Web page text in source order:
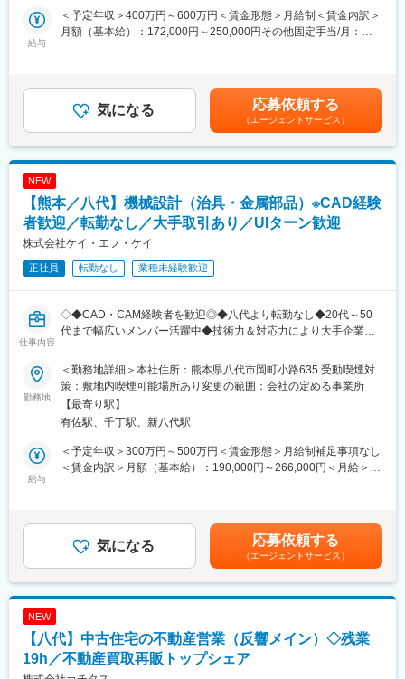
丁駅、相可駅、地蔵橋駅、羽犬塚駅、伊予富田駅、川越富洲原
駅、岩出駅、モレラ岐阜駅、院庄駅、海老津駅、金川駅、妻崎
長野駅、宇品四丁目駅、野々市工大前駅、魚住駅
・成果がきちんと評価される環境で働きたい方
・早期キャリアアップを叶えたい方（早い方は入社1年後には店舗
1）物件調査＆仕入れ
自社サイトへの問合せや、不動産仲介会社から案内いただいた案
件などが買取対象になります。テレアポ等の新規開拓はなく、毎
工務店へ依頼し、完成まで進捗確認を行います。
(3)販売
新しく生まれ変わった住宅の魅力をHPや販売会社を通して公開し
す。単価は1000万円～3000万円（平均1500万円）ほどで、個人
■研修：
共有を行い、ノウハウを蓄積することができます。
■働き方 ：
残業月19h、完休2日（水曜日、隔週火曜日＋他２日フリーシフト
暇、慶弔休暇だけでなく、結婚出産お祝い休暇、ステップアップ
休暇など特別休暇も充実しています。
に目標達成インセンティブを支給しています。
■当社について ：
中古住宅の買取件数で12年連続、販売件数で8年連続NO.1企業で
産業大臣賞を受賞。政府の新成長戦略で中古住宅売買市場を4兆円
方創生や、地域への貢献が可能です。
変更の範囲：会社の定める業務
給与
＜予定年収＞400万円～600万円＜賃金形態＞月給制＜賃金内訳＞
月額（基本給）：172,000円～250,000円その他固定手当/月：
無＞有＜残業手当＞有＜給与補足＞※年収は経験や手当により前後
いたします。※インセンティブ込み■賞与：あり（業績に応じ支
給）■年収例：547万円（入社4年29歳店長）賃金はあくまでも目
安の金額であり、選考を通じて上下する可能性があります。月給
(月額)は固定手当を含めた表記です。
気になる 応募依頼する
（エージェントサービス）
NEW
【熊本／八代】機械設計（治具・金属部品）※CAD経験
者歓迎／転勤なし／大手取引あり／UIターン歓迎
株式会社ケイ・エフ・ケイ
正社員 転勤なし 業種未経験歓迎
仕事内容
◇◆CAD・CAM経験者を歓迎◎◆八代より転勤なし◆20代～50
代まで幅広いメンバー活躍中◆技術力＆対応力により大手企業と
■職務内容：
当社の精密金属加工能力を活かした金属部品の構想設計、
CAD/CAMでの設計実務を担当頂きます。
主に2輪・4輪車で使用する部品を加工するための治具設計をご担
当いただきます。
■業務イメージ：
を担当いただきます。その後、実際にCAD/CAMでの設計を行ない
ます。
属加工の経験を活かして、同社ならでは、を提案頂きます。
◎顧客との最終調整
勤務地
＜勤務地詳細＞本社住所：熊本県八代市岡町小路635 受動喫煙対
策：敷地内喫煙可能場所あり変更の範囲：会社の定める事業所
【最寄り駅】
有佐駅、千丁駅、新八代駅
給与
＜予定年収＞300万円～500万円＜賃金形態＞月給制補足事項なし
＜賃金内訳＞月額（基本給）：190,000円～266,000円＜月給＞
回※計2.00月分賃金はあくまでも目安の金額であり、選考を通じて
上下する可能性があります。月給(月額)は固定手当を含めた表記で
す。
気になる 応募依頼する
（エージェントサービス）
NEW
【八代】中古住宅の不動産営業（反響メイン）◇残業
19h／不動産買取再販トップシェア